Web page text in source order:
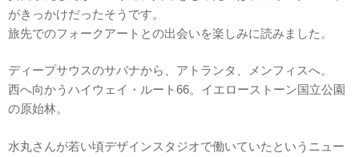
がきっかけだったそうです。
旅先でのフォークアートとの出会いを楽しみに読みました。
ディープサウスのサバナから、アトランタ、メンフィスへ。
西へ向かうハイウェイ・ルート66。イエローストーン国立公園
の原始林。
水丸さんが若い頃デザインスタジオで働いていたというニュー